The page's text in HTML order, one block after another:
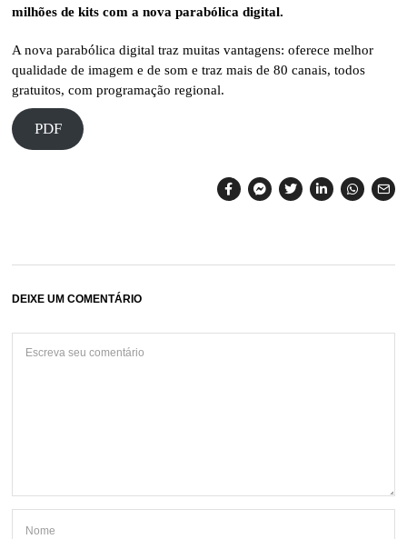
milhões de kits com a nova parabólica digital.
A nova parabólica digital traz muitas vantagens: oferece melhor
qualidade de imagem e de som e traz mais de 80 canais, todos
gratuitos, com programação regional.
PDF
DEIXE UM COMENTÁRIO